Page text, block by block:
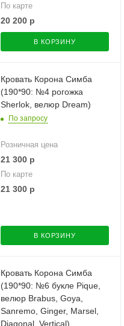
По карте
20 200 р
В КОРЗИНУ
Кровать Корона Симба
(190*90: №4 рогожка
Sherlok, велюр Dream)
По запросу
Розничная цена
21 300 р
По карте
21 300 р
В КОРЗИНУ
Кровать Корона Симба
(190*90: №6 букле Pique,
велюр Brabus, Goya,
Sanremo, Ginger, Marsel,
Diagonal, Vertical)